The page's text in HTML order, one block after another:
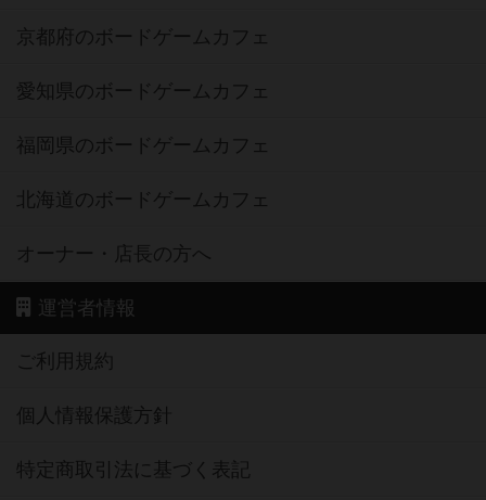
京都府のボードゲームカフェ
愛知県のボードゲームカフェ
福岡県のボードゲームカフェ
北海道のボードゲームカフェ
オーナー・店長の方へ
運営者情報
ご利用規約
個人情報保護方針
特定商取引法に基づく表記